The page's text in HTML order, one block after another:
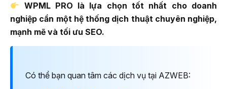
WPML PRO là lựa chọn tốt nhất cho doanh
nghiệp cần một hệ thống dịch thuật chuyên nghiệp,
mạnh mẽ và tối ưu SEO.
Có thể bạn quan tâm các dịch vụ tại AZWEB: